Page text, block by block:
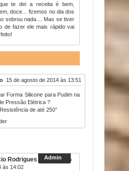
te dei a receita é bem,
doce... fizemos no dia dos
sobrou nada.... Mas se tiver
de fazer ele mais rápido vai
15 de agosto de 2014 às 13:51
Forma Silicone para Pudim na
Pressão Elétrica ?
de até 250°
Rodrigues
15 de agosto
às 14:02